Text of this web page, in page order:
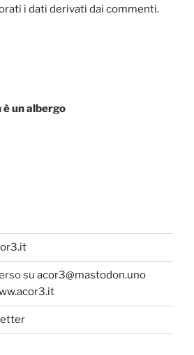
i dati derivati dai commenti.
un albergo
su acor3@mastodon.uno